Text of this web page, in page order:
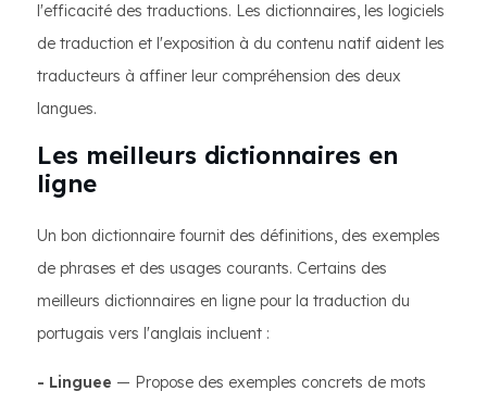
l'efficacité des traductions. Les dictionnaires, les logiciels
de traduction et l'exposition à du contenu natif aident les
traducteurs à affiner leur compréhension des deux
langues.
Les meilleurs dictionnaires en
ligne
Un bon dictionnaire fournit des définitions, des exemples
de phrases et des usages courants. Certains des
meilleurs dictionnaires en ligne pour la traduction du
portugais vers l'anglais incluent :
- Linguee — Propose des exemples concrets de mots